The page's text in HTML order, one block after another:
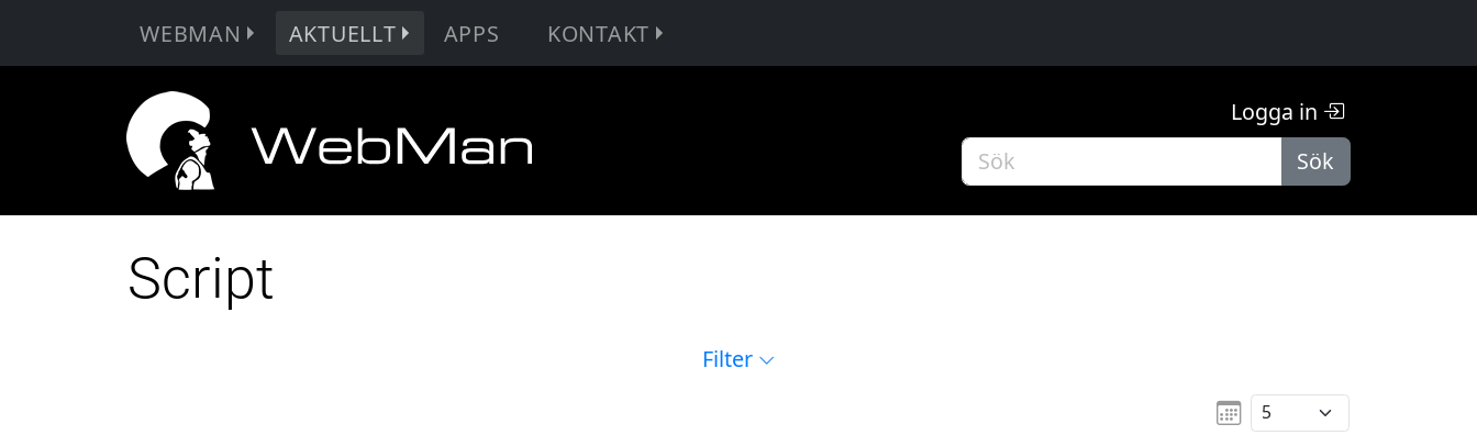
WEBMAN AKTUELLT APPS KONTAKT
Logga in
Sök
Script
Filter